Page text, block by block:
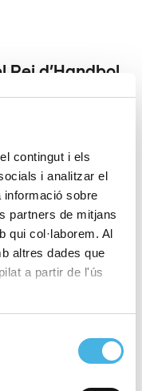
contingut i els
i analitzar el
informació sobre
partners de mitjans
qui col·laborem. Al
altres dades que
a partir de l'ús
Rei d’Handbol
d’Hoquei
màxima
d’Hoquei,
tercer ascens
l’Esport